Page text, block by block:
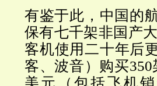
有鉴于此，中国的
保有七千架非国产
客机使用二十年后
客、波音）购买
美元（包括飞机